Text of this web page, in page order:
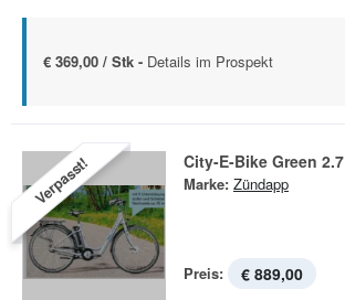
€ 369,00 / Stk - Details im Prospekt
Verpasst! City-E-Bike Green 2.7
Marke: Zündapp
Preis: € 889,00